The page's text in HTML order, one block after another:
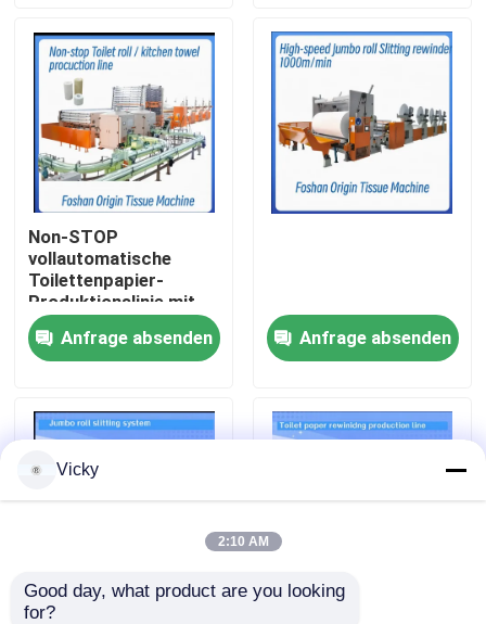
Produkte
Über uns
Werksbesichtigung
Qualitätskontrolle
Kontakt mit uns
Neuigkeiten
Bitte um ein Angebot
Seidenpapier-Fertigungsstraße
Non-STOP
vollautomatische
Toilettenpapier-
Produktionslinie mit
Prägungseinheit
Anfrage absenden Anfrage absenden
Maxi Roll /
Vicky
2:10 AM
Good day, what product are you looking
for?